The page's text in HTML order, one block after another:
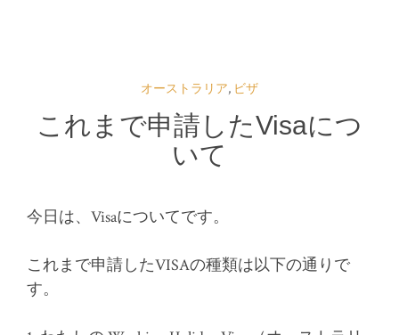
オーストラリア, ビザ
これまで申請したVisaにつ
いて
今日は、Visaについてです。
これまで申請したVISAの種類は以下の通りで
す。